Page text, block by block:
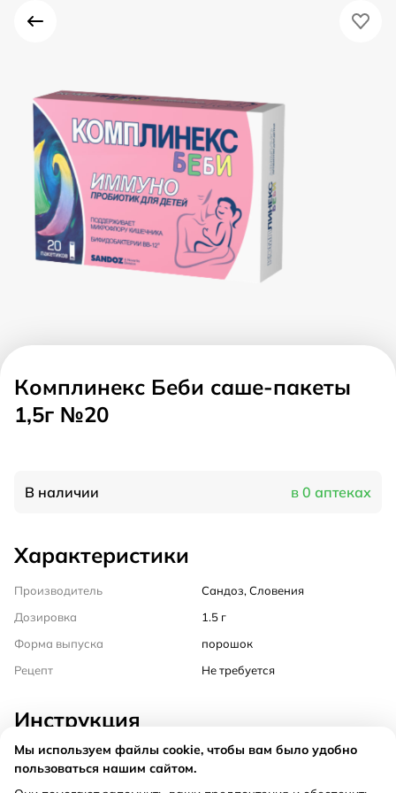
Комплинекс Беби саше-пакеты
1,5г №20
В наличии в 0 аптеках
Характеристики
Производитель
Сандоз, Словения
Дозировка
1.5 г
Форма выпуска
порошок
Рецепт
Не требуется
Инструкция
Состав
Мы используем файлы cookie, чтобы вам было удобно
пользоваться нашим сайтом.